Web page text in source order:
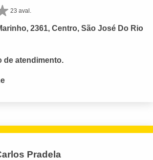
23 aval.
2361, Centro, São José Do Rio
de atendimento.
Pradela